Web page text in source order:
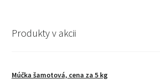
Produkty v akcii
Múčka šamotová, cena za 5 kg